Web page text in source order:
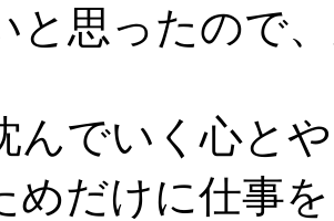
と思ったので
んでいく心と
めだけに仕事